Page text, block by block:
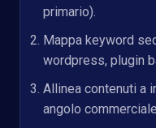
primario).
Mappa keyword
wordpress, plugin
Allinea contenuti a
angolo